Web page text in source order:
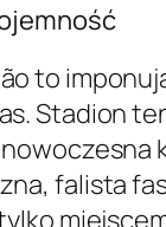
to
Stadion
falista